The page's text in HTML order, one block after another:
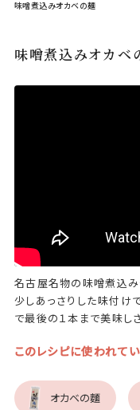
味噌煮込みオカベの麺
味噌煮込みオカベ
名古屋名物の味噌煮込み
少しあっさりした味付け
で最後の１本まで美味し
このレシピに使われて
オカベの麵